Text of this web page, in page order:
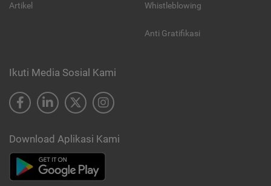
Artikel Whistleblowing
Anti Gratifikasi
Ikuti Media Sosial Kami
Download Aplikasi Kami